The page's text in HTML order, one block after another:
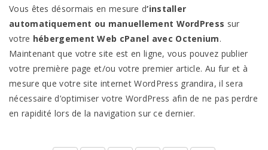
Vous êtes désormais en mesure d‘installer
automatiquement ou manuellement WordPress sur
votre hébergement Web cPanel avec Octenium.
Maintenant que votre site est en ligne, vous pouvez publier
votre première page et/ou votre premier article. Au fur et à
mesure que votre site internet WordPress grandira, il sera
nécessaire d’optimiser votre WordPress afin de ne pas perdre
en rapidité lors de la navigation sur ce dernier.